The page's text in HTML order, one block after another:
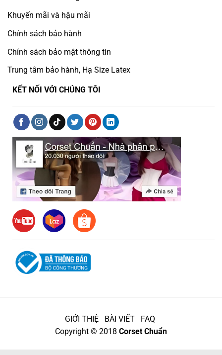
Khuyến mãi và hậu mãi
Chính sách bảo hành
Chính sách bảo mật thông tin
Trung tâm bảo hành, Hạ Size Latex
KẾT NỐI VỚI CHÚNG TÔI
GIỚI THIỆ BÀI VIẾT
FAQ
Copyright © 2018 Corset Chuẩn